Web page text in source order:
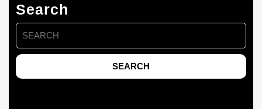
Search
Search
for: